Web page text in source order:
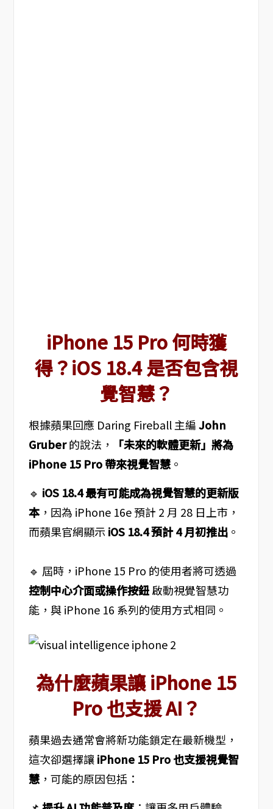
iPhone 15 Pro 何時獲
得？iOS 18.4 是否包含視
覺智慧？
根據蘋果回應 Daring Fireball 主編John
Gruber的說法，
「未來的軟體更新」將為
iPhone 15 Pro 帶來視覺智慧。
🔹 iOS 18.4 最有可能成為視覺智慧的更新版
本，因為 iPhone 16e 預計 2 月 28 日上市，
而蘋果官網顯示 iOS 18.4 預計 4 月初推出。
🔹 屆時，iPhone 15 Pro 的使用者將可透過
控制中心介面或操作按鈕啟動視覺智慧功
能，與 iPhone 16 系列的使用方式相同。
為什麼蘋果讓 iPhone 15
Pro 也支援 AI？
蘋果過去通常會將新功能鎖定在最新機型，
這次卻選擇讓iPhone 15 Pro 也支援視覺智
慧，可能的原因包括：